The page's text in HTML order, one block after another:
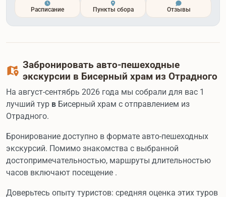
Расписание Пункты сбора Отзывы
Забронировать авто-пешеходные
экскурсии в Бисерный храм из Отрадного
На август-сентябрь 2026 года мы собрали для вас 1
лучший тур в Бисерный храм с отправлением из
Отрадного.
Бронирование доступно в формате авто-пешеходных
экскурсий. Помимо знакомства с выбранной
достопримечательностью, маршруты длительностью
часов включают посещение .
Доверьтесь опыту туристов: средняя оценка этих туров